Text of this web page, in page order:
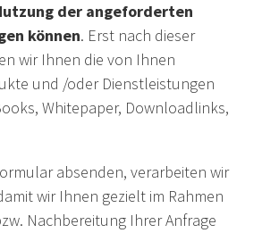
der angeforderten
können. Erst nach dieser
wir Ihnen die von Ihnen
und /oder Dienstleistungen
Whitepaper, Downloadlinks,
absenden, verarbeiten wir
wir Ihnen gezielt im Rahmen
Nachbereitung Ihrer Anfrage